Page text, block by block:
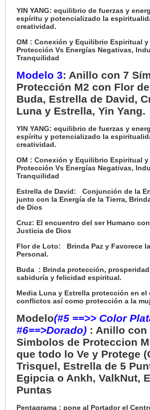
YIN YANG:equilibrio de fuerzas y
espíritu y potencializado la
creatividad.
OM : Conexión y Equilibrio Espiritual
Protección Vs Energías Negativas,
Tranquilidad
Modelo 3: Anillo con 7
Protección M2 con Flor
Buda, Estrella de David,
Luna y Estrella, Yin Yang.
YIN YANG:equilibrio de fuerzas y
espíritu y potencializado la
creatividad.
OM : Conexión y Equilibrio Espiritual
Protección Vs Energías Negativas,
Tranquilidad
Estrella de David: Conjunción de la
junto con la Energía de la Tierra,
de Dios
Cruz: El encuentro del ser Humano
Justicia de Dios
Flor de Loto: Brinda Paz y Favorece
Personal.
Buda : Brinda protección,
sabiduría y felicidad espiritual.
Media Luna y Estrella protección en el
conflictos así como protección a la
Modelo(#5 ==>> Color
#6==>Dorado) : Anillo con
Simbolos de Proteccion
que todo lo Ve y Protege
Trisquel, Estrella de 5
Egipcia o Ankh, ValkNut,
Puntas
Pentagrama : pone al Portador el